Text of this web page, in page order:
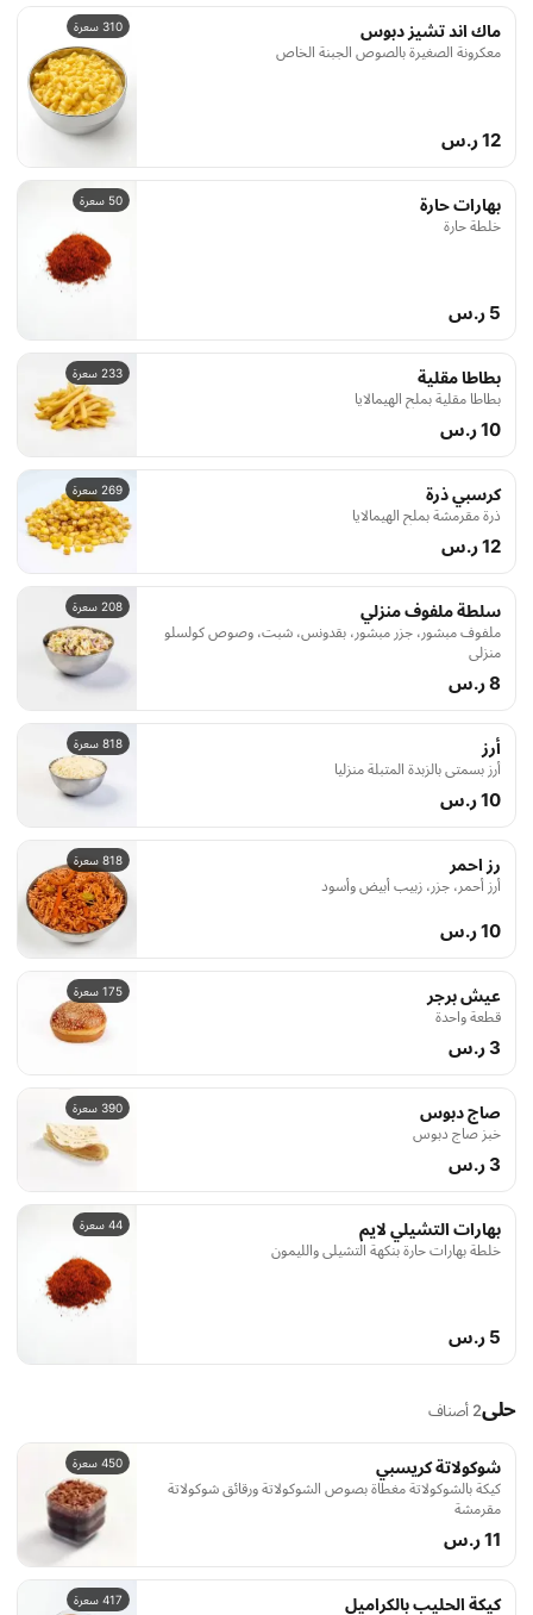
310 سعرة ماك اند تشيز دبوس
معكرونة الصغيرة بالصوص الجبنة الخاص
12 ر.س
50 سعرة بهارات حارة
خلطة حارة
5 ر.س
233 سعرة بطاطا مقلية
بطاطا مقلية بملح الهيمالايا
10 ر.س
269 سعرة كرسبي ذرة
ذرة مقرمشة بملح الهيمالايا
12 ر.س
208 سعرة سلطة ملفوف منزلي
ملفوف مبشور، جزر مبشور، بقدونس، شبت، وصوص كولسلو
منزلي
8 ر.س
818 سعرة أرز
أرز بسمتي بالزبدة المتبلة منزليا
10 ر.س
818 سعرة رز احمر
أرز أحمر، جزر، زبيب أبيض وأسود
10 ر.س
175 سعرة عيش برجر
قطعة واحدة
3 ر.س
390 سعرة صاج دبوس
خبز صاج دبوس
3 ر.س
44 سعرة بهارات التشيلي لايم
خلطة بهارات حارة بنكهة التشيلي والليمون
5 ر.س
حلى2 أصناف
450 سعرة شوكولاتة كريسبي
كيكة بالشوكولاتة مغطاة بصوص الشوكولاتة ورقائق شوكولاتة
مقرمشة
11 ر.س
417 سعرة كيكة الحليب بالكراميل